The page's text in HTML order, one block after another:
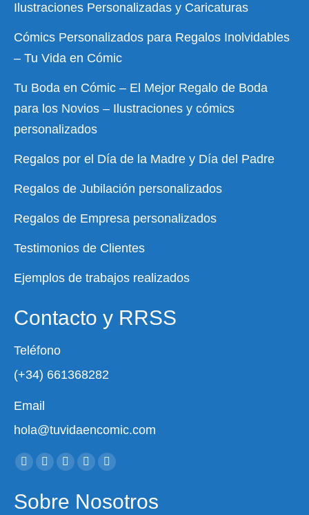
Ilustraciones Personalizadas y Caricaturas
Cómics Personalizados para Regalos Inolvidables
– Tu Vida en Cómic
Tu Boda en Cómic – El Mejor Regalo de Boda
para los Novios – Ilustraciones y cómics
personalizados
Regalos por el Día de la Madre y Día del Padre
Regalos de Jubilación personalizados
Regalos de Empresa personalizados
Testimonios de Clientes
Ejemplos de trabajos realizados
Contacto y RRSS
Teléfono
(+34) 661368282
Email
hola@tuvidaencomic.com
Encuéntranos en:
Facebook
opens
X
opens
YouTube
opens
Instagram
opens
Whatsapp
opens
Sobre Nosotros